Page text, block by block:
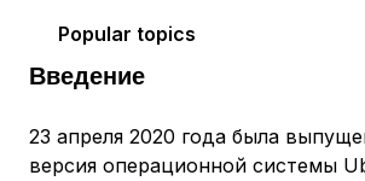
Popular topics
Введение
23 апреля 2020 года была
версия операционной системы